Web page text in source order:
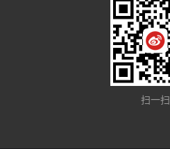
扫一扫